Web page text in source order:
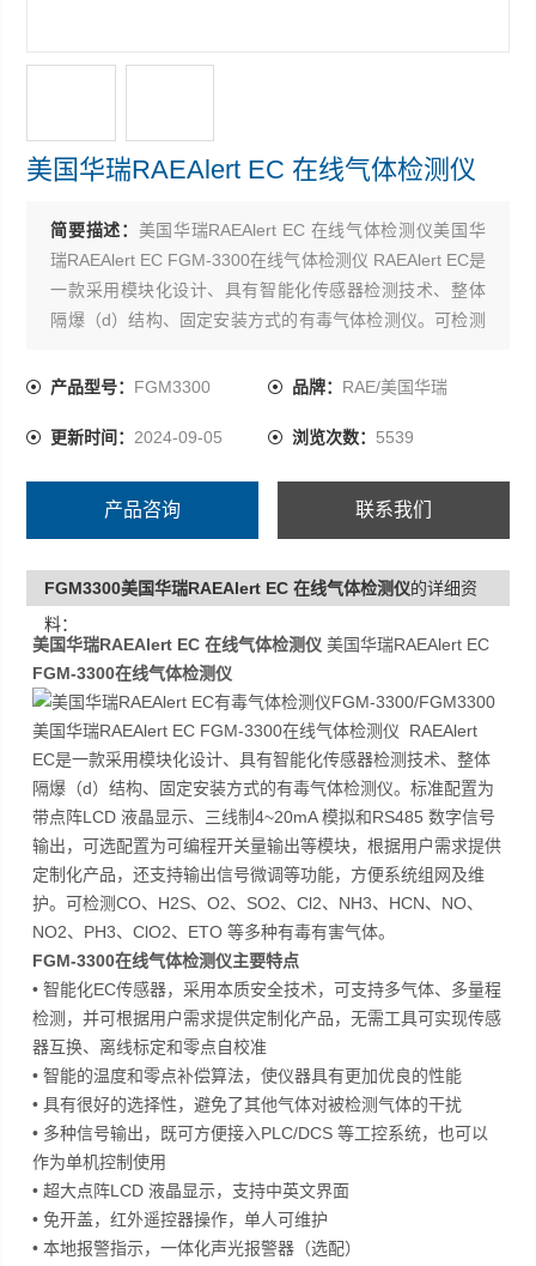
美国华瑞RAEAlert EC 在线气体检测仪
简要描述： 美国华瑞RAEAlert EC 在线气体检测仪美国华
瑞RAEAlert EC FGM-3300在线气体检测仪 RAEAlert EC是
一款采用模块化设计、具有智能化传感器检测技术、整体
隔爆（d）结构、固定安装方式的有毒气体检测仪。可检测
PH3、ClO
产品型号： FGM3300 品牌： RAE/美国华瑞
更新时间： 2024-09-05 浏览次数： 5539
产品咨询 联系我们
FGM3300美国华瑞RAEAlert EC 在线气体检测仪的详细资
料：
美国华瑞RAEAlert EC 在线气体检测仪 美国华瑞RAEAlert EC
FGM-3300在线气体检测仪
美国华瑞RAEAlert EC FGM-3300在线气体检测仪 RAEAlert
EC是一款采用模块化设计、具有智能化传感器检测技术、整体
隔爆（d）结构、固定安装方式的有毒气体检测仪。标准配置为
带点阵LCD 液晶显示、三线制4~20mA 模拟和RS485 数字信号
输出，可选配置为可编程开关量输出等模块，根据用户需求提供
定制化产品，还支持输出信号微调等功能，方便系统组网及维
护。可检测CO、H2S、O2、SO2、Cl2、NH3、HCN、NO、
NO2、PH3、ClO2、ETO 等多种有毒有害气体。
FGM-3300在线气体检测仪主要特点
• 智能化EC传感器，采用本质安全技术，可支持多气体、多量程
检测，并可根据用户需求提供定制化产品，无需工具可实现传感
器互换、离线标定和零点自校准
• 智能的温度和零点补偿算法，使仪器具有更加优良的性能
• 具有很好的选择性，避免了其他气体对被检测气体的干扰
• 多种信号输出，既可方便接入PLC/DCS 等工控系统，也可以
作为单机控制使用
• 超大点阵LCD 液晶显示，支持中英文界面
• 免开盖，红外遥控器操作，单人可维护
• 本地报警指示，一体化声光报警器（选配）